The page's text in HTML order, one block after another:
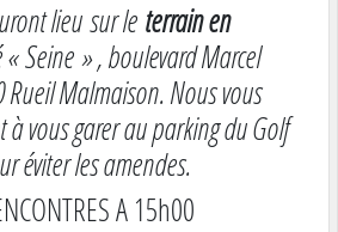
lieu sur le terrain en
Seine » , boulevard Marcel
Malmaison. Nous vous
à vous garer au parking du Golf
éviter les amendes.
A 15h00